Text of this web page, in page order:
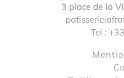
3 place de la
Tel :